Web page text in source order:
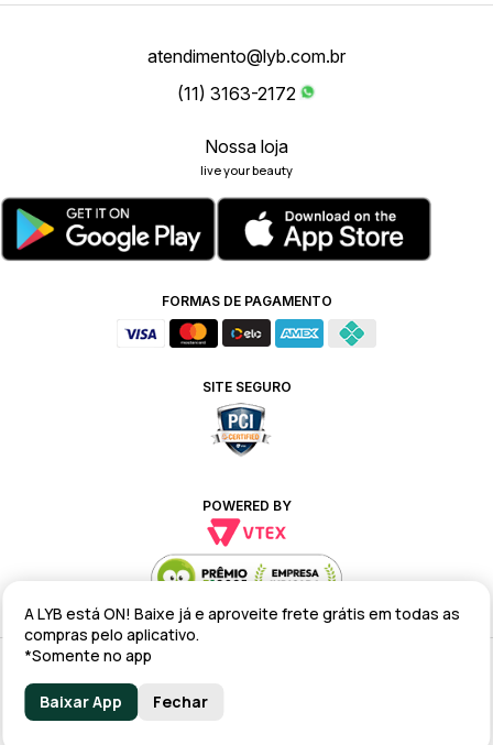
atendimento@lyb.com.br
(11) 3163-2172
Nossa loja
live your beauty
FORMAS DE PAGAMENTO
SITE SEGURO
POWERED BY
Alteração de preços e condições comerciais estão sujeitas a alteração
lyb @ 2025 - Av. Talma Rodrigues Ribeiro, 147 - Galpão 02 MOD
A LYB está ON! Baixe já e aproveite frete grátis em todas as
compras pelo aplicativo.
*Somente no app
Baixar App Fechar